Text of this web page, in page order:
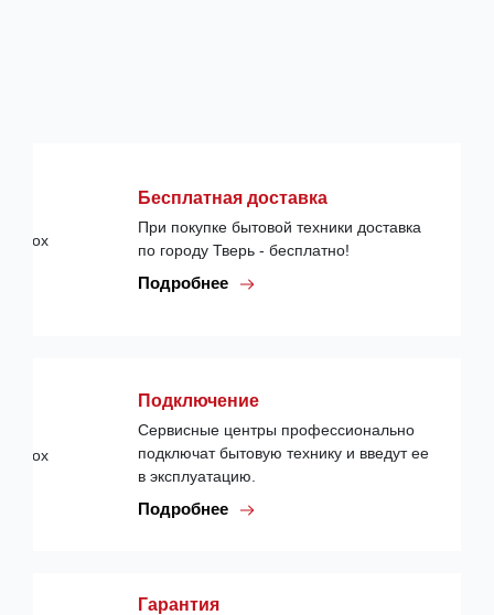
Бесплатная доставка
При покупке бытовой техники доставка
по городу Тверь - бесплатно!
Подробнее
Подключение
Сервисные центры профессионально
подключат бытовую технику и введут ее
в эксплуатацию.
Подробнее
Гарантия